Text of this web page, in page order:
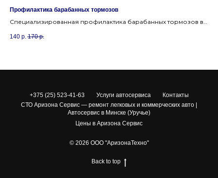
Профилактика барабанных тормозов
Специализированная профилактика барабанных тормозов в
140 р. 170 р.
+375 (25) 523-41-63 Услуги автосервиса
Контакты
СТО Аризона Сервис — ремонт легковых и коммерческих авто |
Автосервис в Минске (Уручье)
Цены в Аризона Сервис
© 2026 ООО "АризонаТехно"
Back to top